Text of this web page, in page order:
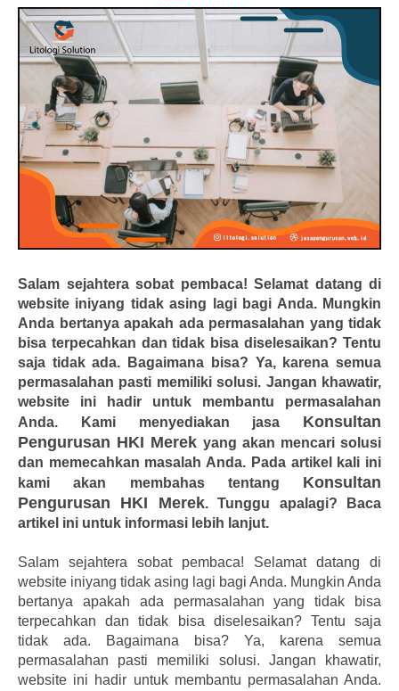
Salam sejahtera sobat pembaca! Selamat datang di
website iniyang tidak asing lagi bagi Anda. Mungkin
Anda bertanya apakah ada permasalahan yang tidak
bisa terpecahkan dan tidak bisa diselesaikan? Tentu
saja tidak ada. Bagaimana bisa? Ya, karena semua
permasalahan pasti memiliki solusi. Jangan khawatir,
website ini hadir untuk membantu permasalahan
Anda. Kami menyediakan jasa Konsultan
Pengurusan HKI Merek yang akan mencari solusi
dan memecahkan masalah Anda. Pada artikel kali ini
kami akan membahas tentang Konsultan
Pengurusan HKI Merek. Tunggu apalagi? Baca
artikel ini untuk informasi lebih lanjut.
Salam sejahtera sobat pembaca! Selamat datang di
website iniyang tidak asing lagi bagi Anda. Mungkin Anda
bertanya apakah ada permasalahan yang tidak bisa
terpecahkan dan tidak bisa diselesaikan? Tentu saja
tidak ada. Bagaimana bisa? Ya, karena semua
permasalahan pasti memiliki solusi. Jangan khawatir,
website ini hadir untuk membantu permasalahan Anda.